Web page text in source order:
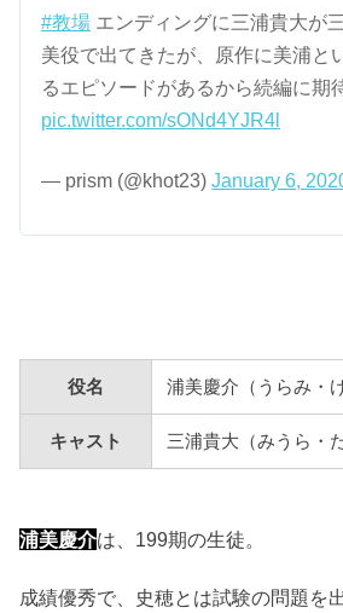
#教場 エンディングに三浦貴大が
美役で出てきたが、原作に美浦と
るエピソードがあるから続編に期
pic.twitter.com/sONd4YJR4l
— prism (@khot23)January 6,
役名 浦美慶介（うらみ・
キャスト 三浦貴大（みうら・
浦美慶介は、199期の生徒。
成績優秀で、史穂とは試験の問題を